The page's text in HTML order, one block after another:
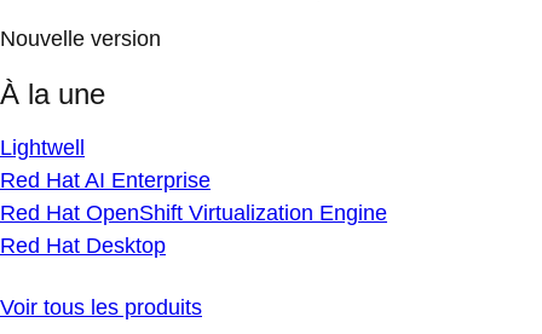
Nouvelle version
À la une
Lightwell
Red Hat AI Enterprise
Red Hat OpenShift Virtualization Engine
Red Hat Desktop
Voir tous les produits